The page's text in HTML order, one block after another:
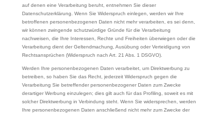
auf denen eine Verarbeitung beruht, entnehmen Sie dieser
Datenschutzerklärung. Wenn Sie Widerspruch einlegen, werden wir Ihre
betroffenen personenbezogenen Daten nicht mehr verarbeiten, es sei denn,
wir können zwingende schutzwürdige Gründe für die Verarbeitung
nachweisen, die Ihre Interessen, Rechte und Freiheiten überwiegen oder die
Verarbeitung dient der Geltendmachung, Ausübung oder Verteidigung von
Rechtsansprüchen (Widerspruch nach Art. 21 Abs. 1 DSGVO).
Werden Ihre personenbezogenen Daten verarbeitet, um Direktwerbung zu
betreiben, so haben Sie das Recht, jederzeit Widerspruch gegen die
Verarbeitung Sie betreffender personenbezogener Daten zum Zwecke
derartiger Werbung einzulegen; dies gilt auch für das Profiling, soweit es mit
solcher Direktwerbung in Verbindung steht. Wenn Sie widersprechen, werden
Ihre personenbezogenen Daten anschließend nicht mehr zum Zwecke der